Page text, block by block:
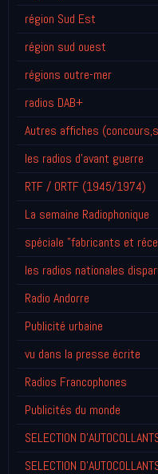
région Sud Est
région sud ouest
régions outre-mer
radios DAB+
Autres affiches
les radios d'avant guerre
RTF / ORTF (1945/1974)
La semaine Radiophonique
spéciale "fabricants et
les radios nationales
Radio Andorre
Publicité urbaine
vu dans la presse écrite
Radios Francophones
Publicités du monde
SELECTION
SELECTION